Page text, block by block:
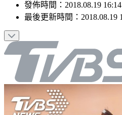
編輯：吳秉嵩
發佈時間：2018.08.19 16:14